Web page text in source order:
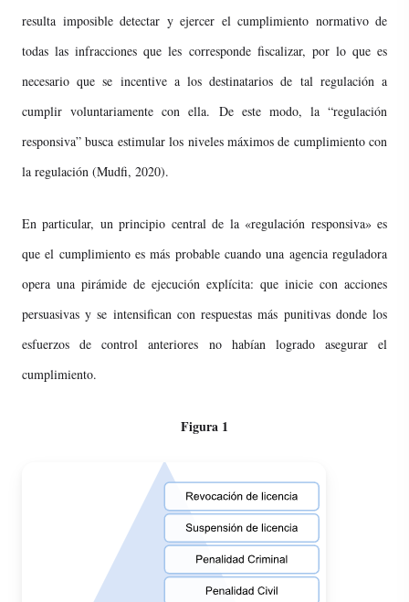
resulta imposible detectar y ejercer el cumplimiento normativo de
todas las infracciones que les corresponde fiscalizar, por lo que es
necesario que se incentive a los destinatarios de tal regulación a
cumplir voluntariamente con ella. De este modo, la “regulación
responsiva” busca estimular los niveles máximos de cumplimiento con
la regulación (Mudfi, 2020).
En particular, un principio central de la «regulación responsiva» es
que el cumplimiento es más probable cuando una agencia reguladora
opera una pirámide de ejecución explícita: que inicie con acciones
persuasivas y se intensifican con respuestas más punitivas donde los
esfuerzos de control anteriores no habían logrado asegurar el
cumplimiento.
Figura 1